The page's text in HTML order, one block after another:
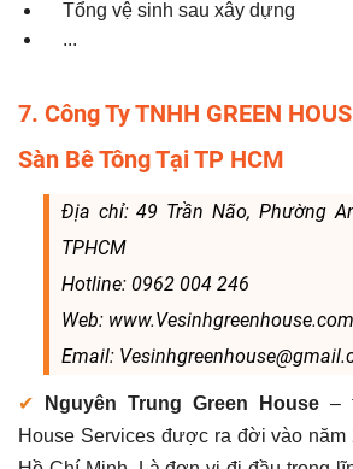
Tổng vệ sinh sau xây dựng
...
7. Công Ty TNHH GREEN
Sàn Bê Tông Tại TP HCM
Địa chỉ: 49 Trần Não, Phường
TPHCM
Hotline: 0962 004 246
Web: www.Vesinhgreenhouse.com
Email:
✔ Nguyên Trung Green House –
House Services được ra đời vào năm